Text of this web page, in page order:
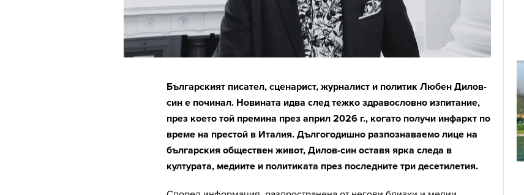
Българският писател, сценарист, журналист и политик Любен Дилов-
син е починал. Новината идва след тежко здравословно изпитание,
през което той премина през април 2026 г., когато получи инфаркт по
време на престой в Италия. Дългогодишно разпознаваемо лице на
българския обществен живот, Дилов-син оставя ярка следа в
културата, медиите и политиката през последните три десетилетия.